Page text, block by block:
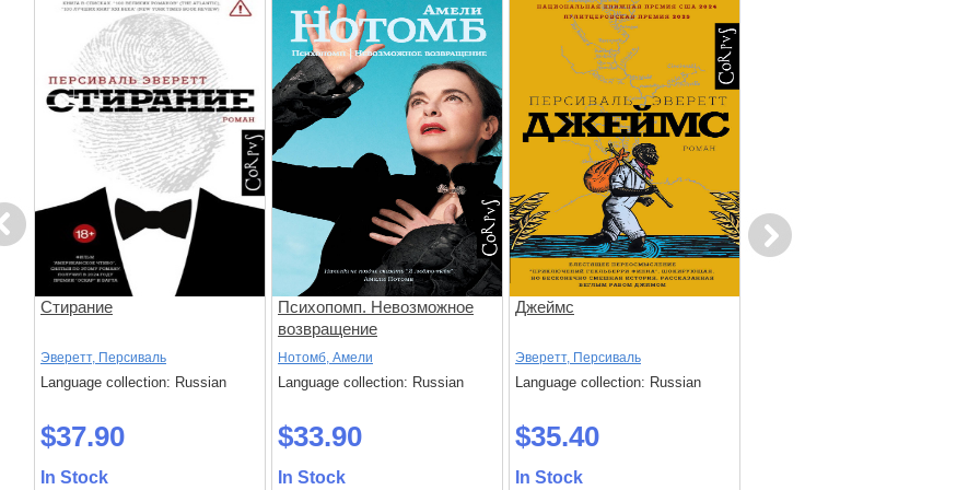
Стирание
Эверетт, Персиваль
Language collection: Russian
$37.90
In Stock
Психопомп. Невозможное
возвращение
Нотомб, Амели
Language collection: Russian
$33.90
In Stock
Джеймс
Эверетт, Персиваль
Language collection: Russian
$35.40
In Stock
Next